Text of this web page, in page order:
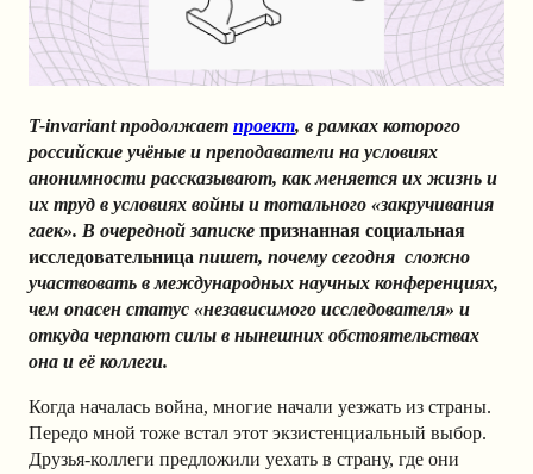
T-invariant продолжает проект, в рамках которого
российские учёные и преподаватели на условиях
анонимности рассказывают, как меняется их жизнь и
их труд в условиях войны и тотального «закручивания
гаек». В очередной записке признанная социальная
исследовательница пишет, почему сегодня сложно
участвовать в международных научных конференциях,
чем опасен статус «независимого исследователя» и
откуда черпают силы в нынешних обстоятельствах
она и её коллеги.
Когда началась война, многие начали уезжать из страны.
Передо мной тоже встал этот экзистенциальный выбор.
Друзья-коллеги предложили уехать в страну, где они